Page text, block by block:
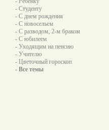
- Студенту
- С днем рождения
- С новосельем
- С разводом, 2-м браком
- С юбилеем
- Уходящим на пенсию
- Учителю
- Цветочный гороскоп
- Все темы